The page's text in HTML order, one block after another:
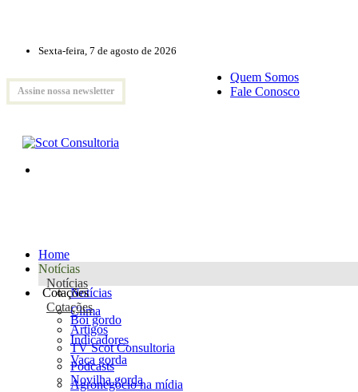
Sexta-feira, 7 de agosto de 2026
Assine nossa newsletter
Quem Somos
Fale Conosco
Home
Notícias
Notícias
Notícias
Clima
Artigos
TV Scot Consultoria
Podcasts
Agronegócio na mídia
Cotações
Cotações
Boi gordo
Indicadores
Vaca gorda
Novilha gorda